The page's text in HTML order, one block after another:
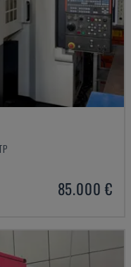
85.000 €